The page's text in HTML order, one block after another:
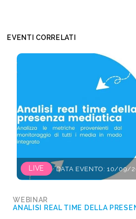
EVENTI CORRELATI
LIVE DATA EVENTO: 10/09/
WEBINAR
ANALISI REAL TIME DELLA